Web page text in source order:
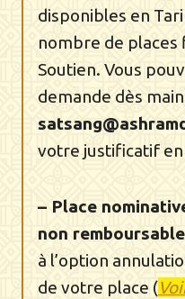
disponibles en
nombre de places
Soutien. Vous
demande dès
votre justificatif
– Place
non remboursable
à l’option
de votre place (